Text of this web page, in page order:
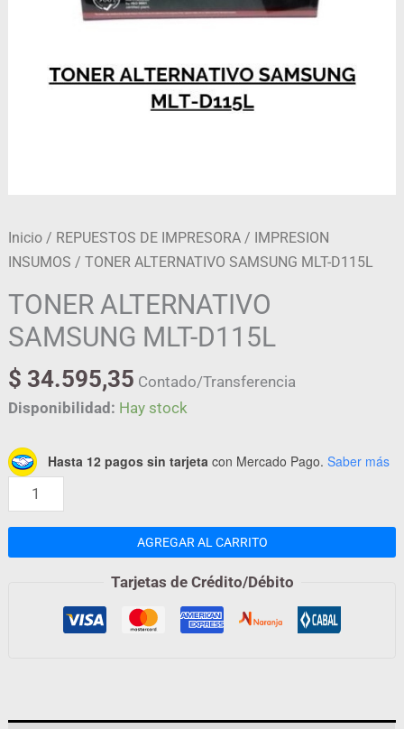
Inicio / REPUESTOS DE IMPRESORA / IMPRESION
INSUMOS / TONER ALTERNATIVO SAMSUNG MLT-D115L
TONER ALTERNATIVO
SAMSUNG MLT-D115L
$ 34.595,35 Contado/Transferencia
Disponibilidad: Hay stock
Hasta 12 pagos sin tarjeta con Mercado Pago. Saber más
AGREGAR AL CARRITO
Tarjetas de Crédito/Débito